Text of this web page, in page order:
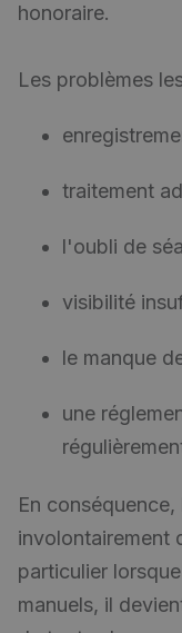
honoraire.
Les problèmes
traitement
l'oubli de
visibilité
le manque
une
En
involontairement
particulier
manuels, il